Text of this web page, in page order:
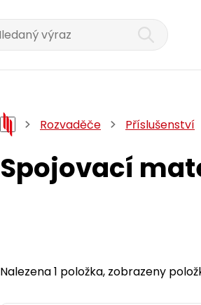
Rozvaděče Příslušenství
Spojovací
Nalezena 1 položka, zobrazeny